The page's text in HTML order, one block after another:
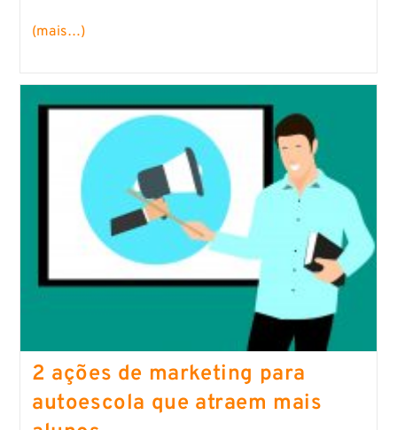
(mais…)
2 ações de marketing para
autoescola que atraem mais